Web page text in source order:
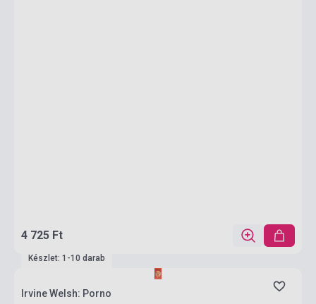
4 725 Ft
Készlet: 1-10 darab
Irvine Welsh: Porno